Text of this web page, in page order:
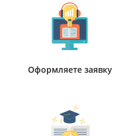
Оформляете заявку